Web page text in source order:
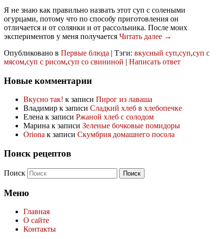
Я не знаю как правильно назвать этот суп с солеными
огурцами, потому что по способу приготовления он
отличается и от солянки и от рассольника. После моих
экспериментов у меня получается Читать далее →
Опубликовано в Первые блюда | Тэги: вкусный суп,суп,суп с
мясом,суп с рисом,суп со свининой | Написать ответ
Новые комментарии
Вкусно так! к записи Пирог из лаваша
Владимир к записи Сладкий хлеб в хлебопечке
Елена к записи Ржаной хлеб с солодом
Марина к записи Зеленые бочковые помидоры
Oriona к записи Скумбрия домашнего посола
Поиск рецептов
Поиск
Меню
Главная
О сайте
Контакты